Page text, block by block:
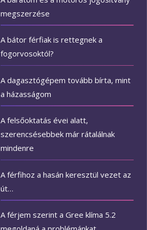
megszerzése
A bátor férfiak is rettegnek a
fogorvosoktól?
A dagasztógépem tovább bírta, mint
a házasságom
A felsőoktatás évei alatt,
szerencsésebbek már rátalálnak
mindenre
A férfihoz a hasán keresztül vezet az
út…
A férjem szerint a Gree klíma 5.2